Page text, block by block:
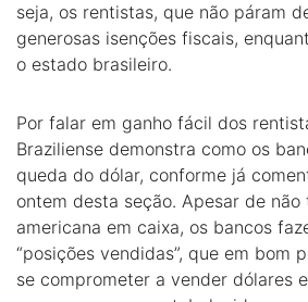
seja, os rentistas, que não páram
generosas isenções fiscais,
o estado brasileiro.
Por falar em ganho fácil dos
Braziliense demonstra como os
queda do dólar, conforme já
ontem desta seção. Apesar de não
americana em caixa, os bancos
“posições vendidas”, que em bom
se comprometer a vender dólares